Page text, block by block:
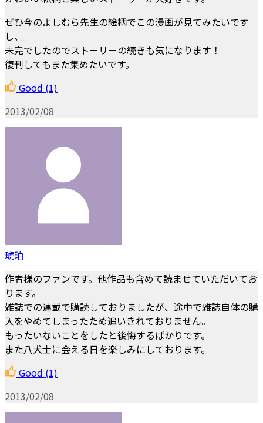
ぜひ今のよしむら先生の絵柄でこの漫画が見てみたいです
し、
未完でしたのでストーリーの続きも気になります！
復刊してもまた集めたいです。
Good (1)
2013/02/08
琥珀
作者様のファンです。他作品も含めて読ませていただいてお
ります。
雑誌での連載で購読しておりましたが、途中で雑誌自体の購
入をやめてしまったため追いきれておりません。
もったいないことをしたと後悔するばかりです。
また八犬士に会える日を楽しみにしております。
Good (1)
2013/02/08